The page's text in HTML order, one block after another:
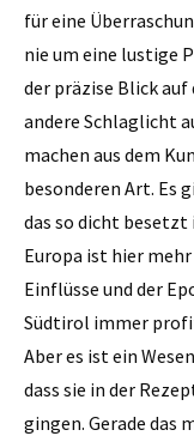
für eine
nie um eine lustige
der präzise Blick auf
andere Schlaglicht
machen aus dem
besonderen Art. Es
das so dicht
Europa ist hier
Einflüsse und der
Südtirol immer
Aber es ist ein
dass sie in der
gingen. Gerade das